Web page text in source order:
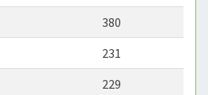
380
231
229